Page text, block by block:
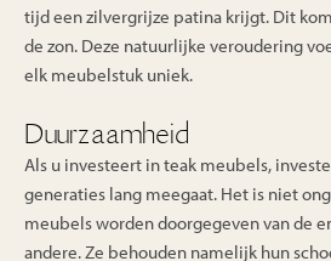
tijd een zilvergrijze patina krijgt. Dit
de zon. Deze natuurlijke veroudering
elk meubelstuk uniek.
Duurzaamheid
Als u investeert in teak meubels,
generaties lang meegaat. Het is niet
meubels worden doorgegeven van de
andere. Ze behouden namelijk hun